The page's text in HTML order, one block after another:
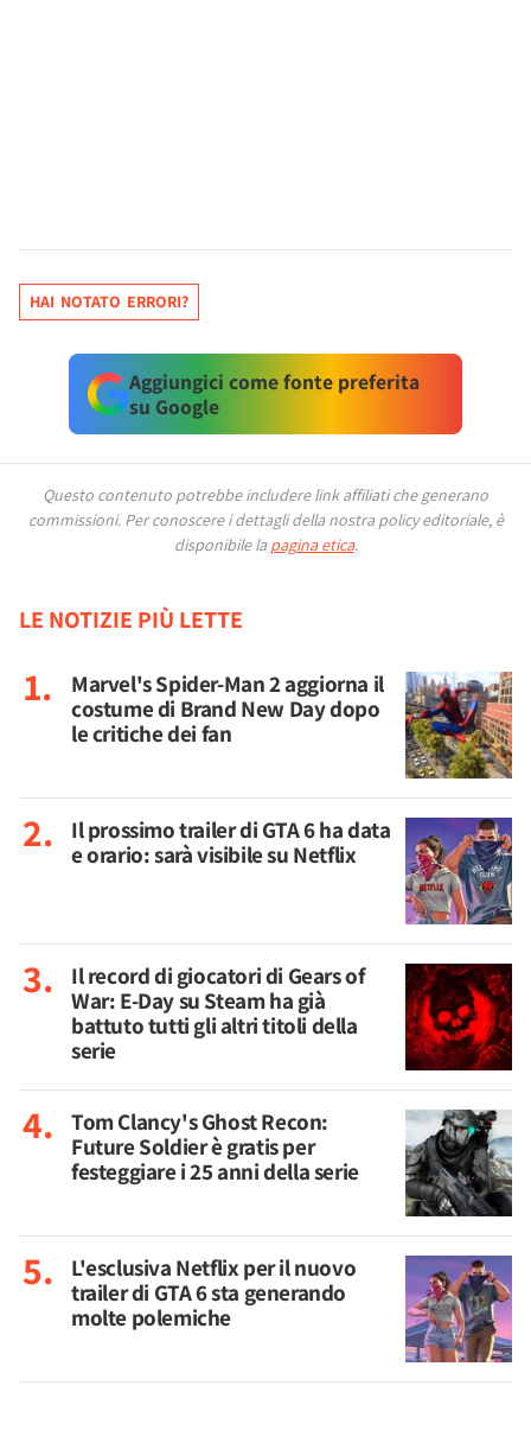
HAI NOTATO ERRORI?
Aggiungici come fonte preferita
su Google
Questo contenuto potrebbe includere link affiliati che generano
commissioni. Per conoscere i dettagli della nostra policy editoriale, è
disponibile la pagina etica.
LE NOTIZIE PIÙ LETTE
Marvel's Spider-Man 2 aggiorna il
costume di Brand New Day dopo
le critiche dei fan
Il prossimo trailer di GTA 6 ha data
e orario: sarà visibile su Netflix
Il record di giocatori di Gears of
War: E-Day su Steam ha già
battuto tutti gli altri titoli della
serie
Tom Clancy's Ghost Recon:
Future Soldier è gratis per
festeggiare i 25 anni della serie
L'esclusiva Netflix per il nuovo
trailer di GTA 6 sta generando
molte polemiche